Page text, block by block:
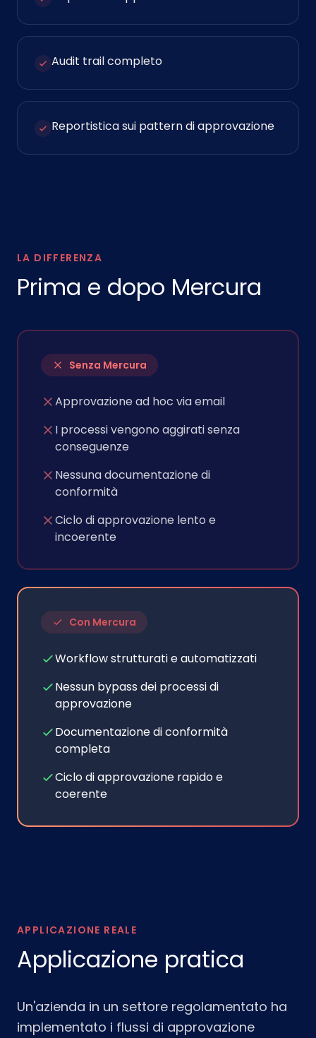
Audit trail completo
Reportistica sui pattern di approvazione
LA DIFFERENZA
Prima e dopo Mercura
Senza Mercura
Approvazione ad hoc via email
I processi vengono aggirati senza
conseguenze
Nessuna documentazione di
conformità
Ciclo di approvazione lento e
incoerente
Con Mercura
Workflow strutturati e automatizzati
Nessun bypass dei processi di
approvazione
Documentazione di conformità
completa
Ciclo di approvazione rapido e
coerente
APPLICAZIONE REALE
Applicazione pratica
Un'azienda in un settore regolamentato ha
implementato i flussi di approvazione